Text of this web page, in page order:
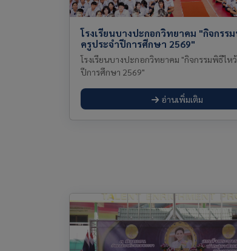
โรงเรียนบางปะกอกวิทยาคม "กิจกรร
ครูประจำปีการศึกษา 2569"
โรงเรียนบางปะกอกวิทยาคม "กิจกรรมพิธีไห
ปีการศึกษา 2569"
อ่านเพิ่มเติม